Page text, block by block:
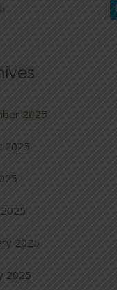
2025
2025
2025
2025